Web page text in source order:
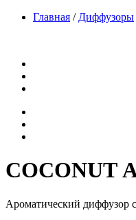
Главная / Диффузоры
COCONUT
Ароматический